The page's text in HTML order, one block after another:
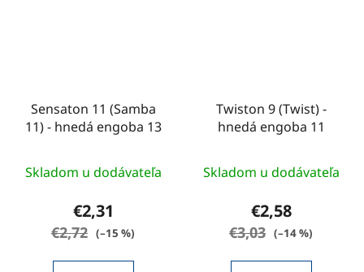
Sensaton 11 (Samba
11) - hnedá engoba 13
Skladom u dodávateľa
€2,31
€2,72 (–15 %)
Twiston 9 (Twist) -
hnedá engoba 11
Skladom u dodávateľa
€2,58
€3,03 (–14 %)